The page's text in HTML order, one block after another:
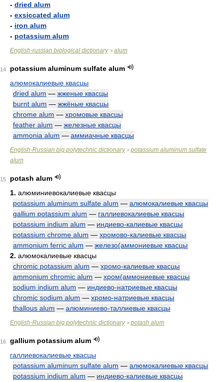
- dried alum
- exsiccated alum
- iron alum
- potassium alum
English-russian biological dictionary> alum
14
potassium aluminum sulfate alum
алюмокалиевые квасцы
dried alum — жженые квасцы
burnt alum — жжёные квасцы
chrome alum — хромовые квасцы
feather alum — железные квасцы
ammonia alum — аммиачные квасцы
English-Russian big polytechnic dictionary> potassium aluminum sulfate
alum
15
potash alum
1. алюминиевокалиевые квасцы
potassium aluminum sulfate alum — алюмокалиевые квасцы
gallium potassium alum — галлиевокалиевые квасцы
potassium indium alum — индиево-калиевые квасцы
potassium chrome alum — хромово-калиевые квасцы
ammonium ferric alum — железо(аммониевые квасцы
2. алюмокалиевые квасцы
chromic potassium alum — хромо-калиевые квасцы
ammonium chromic alum — хром(аммониевые квасцы
sodium indium alum — индиево-натриевые квасцы
chromic sodium alum — хромо-натриевые квасцы
thallous alum — алюминиево-таллиевые квасцы
English-Russian big polytechnic dictionary> potash alum
16
gallium potassium alum
галлиевокалиевые квасцы
potassium aluminum sulfate alum — алюмокалиевые квасцы
potassium indium alum — индиево-калиевые квасцы